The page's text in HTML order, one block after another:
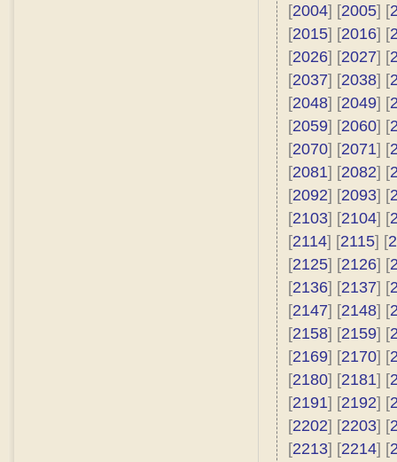
[2004] [2005] [
[2015] [2016] [
[2026] [2027] [
[2037] [2038] [
[2048] [2049] [
[2059] [2060] [
[2070] [2071] [
[2081] [2082] [
[2092] [2093] [
[2103] [2104] [
[2114] [2115] [
[2125] [2126] [
[2136] [2137] [
[2147] [2148] [
[2158] [2159] [
[2169] [2170] [
[2180] [2181] [
[2191] [2192] [
[2202] [2203] [
[2213] [2214] [